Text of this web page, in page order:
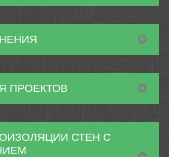
ПРОЕКТОВ
СТЕН С